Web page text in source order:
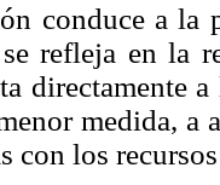
conduce a la
refleja en la
directamente
medida, a
con los